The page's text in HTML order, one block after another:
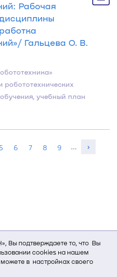
Вы подтверждаете то, что Вы
cookies на нашем
в настройках своего
Рабочая
Гальцева О. В.
робототехнических
учебный план
5 6 7 8 9 … ›